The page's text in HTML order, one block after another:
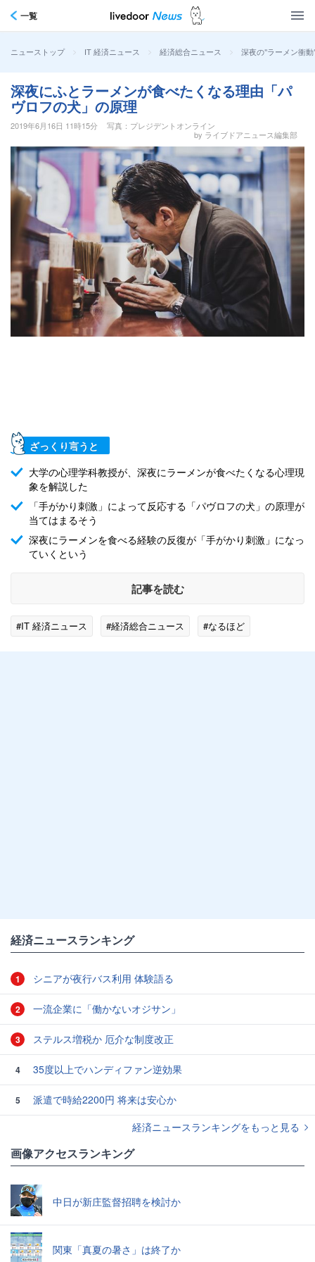
一覧
ニューストップ > IT 経済ニュース > 経済総合ニュース > 深夜の"ラーメン衝
深夜にふとラーメンが食べたくなる理由「パ
ヴロフの犬」の原理
2019年6月16日 11時15分
写真：プレジデントオンライン
by ライブドアニュース編集部
ざっくり言うと
大学の心理学科教授が、深夜にラーメンが食べたくなる心理現
象を解説した
「手がかり刺激」によって反応する「パヴロフの犬」の原理が
当てはまるそう
深夜にラーメンを食べる経験の反復が「手がかり刺激」になっ
ていくという
記事を読む
#IT 経済ニュース #経済総合ニュース #なるほど
経済ニュースランキング
1 シニアが夜行バス利用 体験語る
2 一流企業に「働かないオジサン」
3 ステルス増税か 厄介な制度改正
4 35度以上でハンディファン逆効果
5
派遣で時給2200円 将来は安心か
経済ニュースランキングをもっと見る
画像アクセスランキング
中日が新庄監督招聘を検討か
関東「真夏の暑さ」は終了か